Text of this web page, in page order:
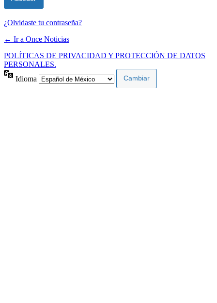
¿Olvidaste tu contraseña?
← Ir a Once Noticias
POLÍTICAS DE PRIVACIDAD Y PROTECCIÓN DE DATOS
PERSONALES.
Idioma